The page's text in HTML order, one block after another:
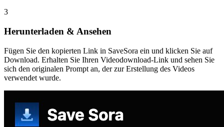
3
Herunterladen & Ansehen
Fügen Sie den kopierten Link in SaveSora ein und klicken Sie auf
Download. Erhalten Sie Ihren Videodownload-Link und sehen Sie
sich den originalen Prompt an, der zur Erstellung des Videos
verwendet wurde.